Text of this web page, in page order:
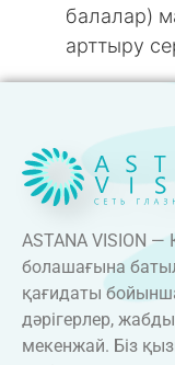
балалар)
арттыру
ASTANA VISION
болашағына
қағидаты
дәрігерлер,
мекенжай. Біз